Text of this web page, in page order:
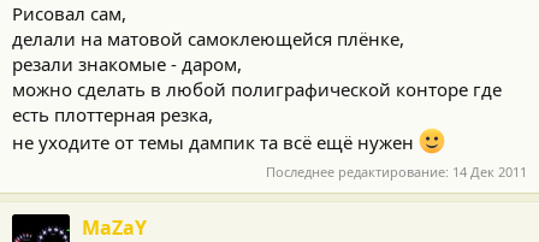
Рисовал сам,
делали на матовой самоклеющейся плёнке,
резали знакомые - даром,
можно сделать в любой полиграфической конторе где
есть плоттерная резка,
не уходите от темы дампик та всё ещё нужен
Последнее редактирование: 14 Дек 2011
MaZaY